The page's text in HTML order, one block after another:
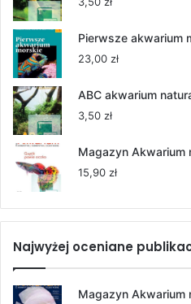
Pierwsze akwarium
23,00 zł
ABC akwarium
3,50 zł
Magazyn Akwarium
15,90 zł
Najwyżej oceniane
Magazyn Akwarium